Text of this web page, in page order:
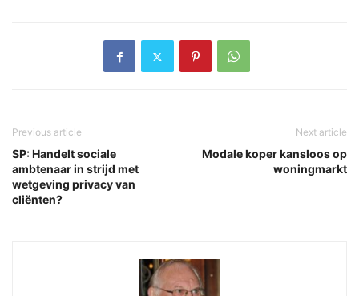
Previous article
SP: Handelt sociale
ambtenaar in strijd met
wetgeving privacy van
cliënten?
Next article
Modale koper kansloos op
woningmarkt